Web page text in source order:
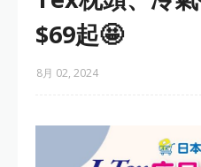
$69起🤩
8月 02, 2024